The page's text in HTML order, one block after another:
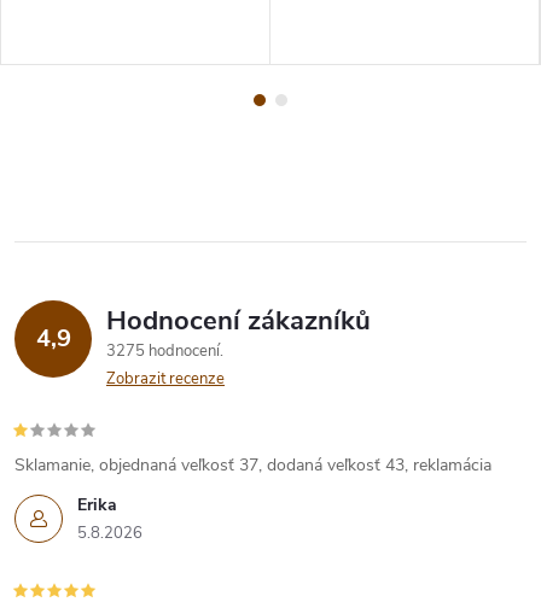
4,9 Hodnocení zákazníků
3275 hodnocení
Zobrazit recenze
Erika
5.8.2026
Sklamanie, objednaná veľkosť 37, dodaná veľkosť 43, reklamácia